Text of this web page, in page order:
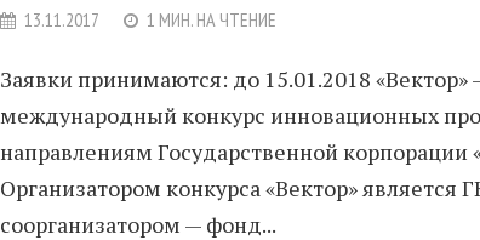
13.11.2017 1 МИН. НА ЧТЕНИЕ
Заявки принимаются: до 15.01.2018
международный конкурс инновационных
направлениям Государственной корпорации
Организатором конкурса «Вектор» является
соорганизатором — фонд...